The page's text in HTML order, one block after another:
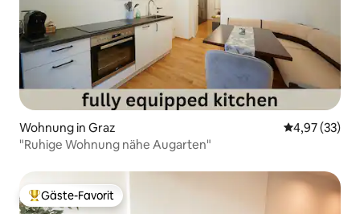
Wohnung in Graz
4,97 (33)
"Ruhige Wohnung nähe Augarten"
Beliebter Gäste-Favorit.
Gäste-Favorit